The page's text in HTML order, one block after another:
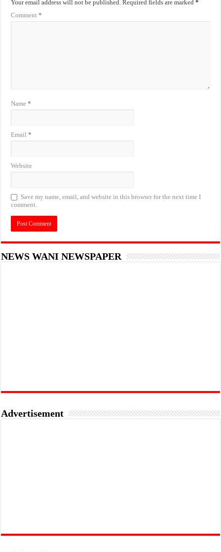
Your email address will not be published. Required fields are marked*
Comment*
Name*
Email*
Website
Save my name, email, and website in this browser for the next time I
comment.
NEWS WANI NEWSPAPER
Advertisement